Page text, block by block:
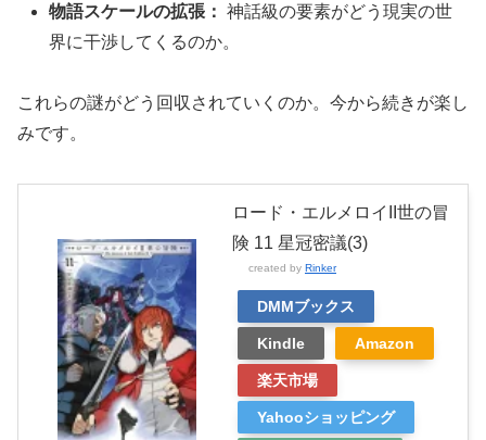
物語スケールの拡張： 神話級の要素がどう現実の世
界に干渉してくるのか。
これらの謎がどう回収されていくのか。今から続きが楽し
みです。
ロード・エルメロイII世の冒
険 11 星冠密議(3)
created by Rinker
DMMブックス
Kindle Amazon
楽天市場
Yahooショッピング